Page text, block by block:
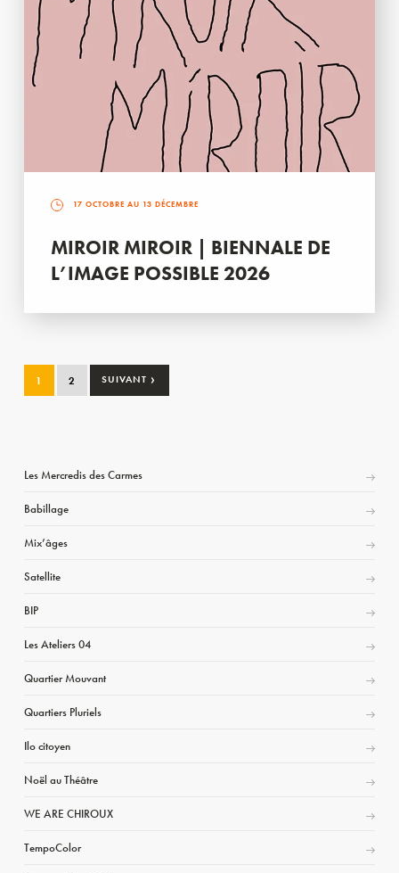
17 OCTOBRE AU 13 DÉCEMBRE
MIROIR MIROIR | BIENNALE DE
L’IMAGE POSSIBLE 2026
1 2 SUIVANT ›
Les Mercredis des Carmes
Babillage
Mix’âges
Satellite
BIP
Les Ateliers 04
Quartier Mouvant
Quartiers Pluriels
Ilo citoyen
Noël au Théâtre
WE ARE CHIROUX
TempoColor